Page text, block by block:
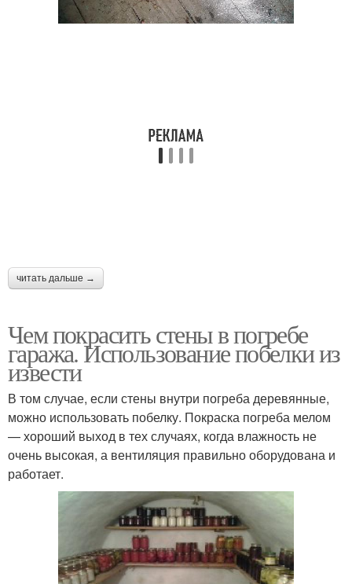
читать дальше →
Чем покрасить стены в погребе
гаража. Использование побелки из
извести
В том случае, если стены внутри погреба деревянные,
можно использовать побелку. Покраска погреба мелом
— хороший выход в тех случаях, когда влажность не
очень высокая, а вентиляция правильно оборудована и
работает.